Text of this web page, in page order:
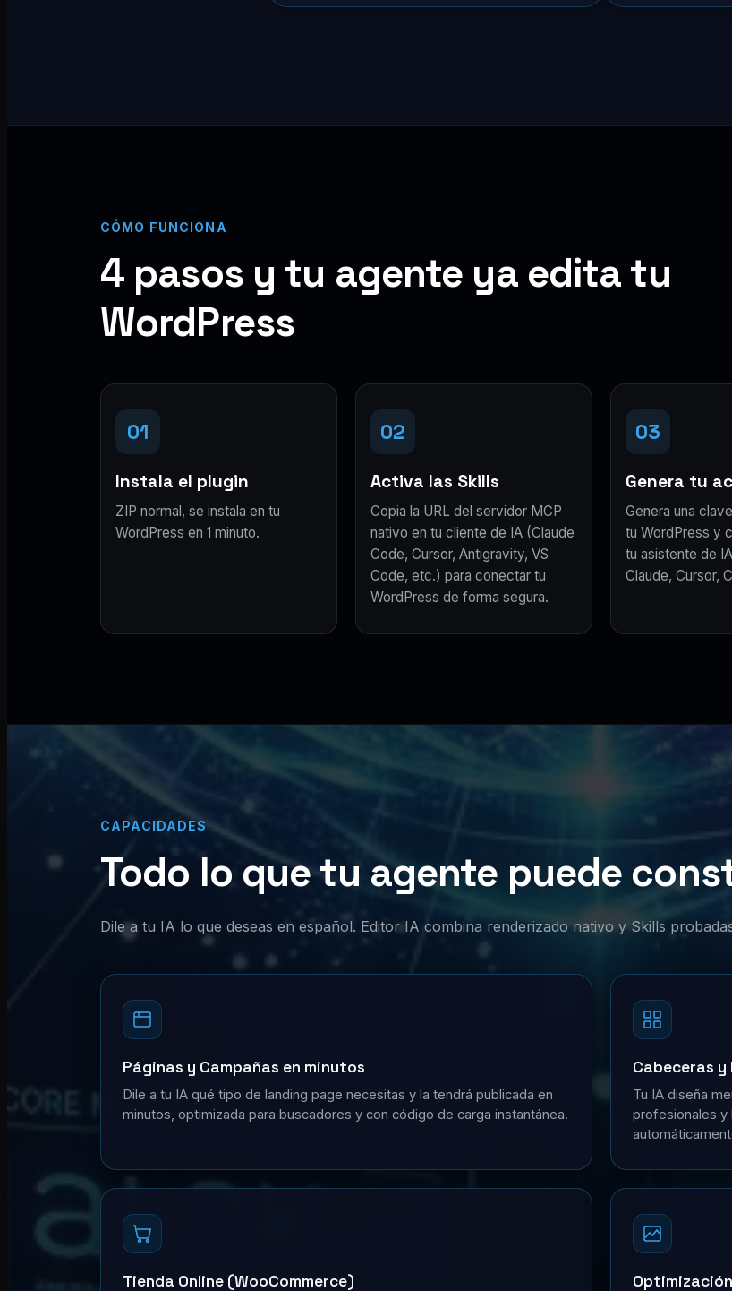
CÓMO FUNCIONA
4 pasos y tu agente ya edita tu
WordPress
01
Instala el plugin
ZIP normal, se instala en tu
WordPress en 1 minuto.
02
Activa las Skills
Copia la URL del servidor MCP
nativo en tu cliente de IA (Claude
Code, Cursor, Antigravity, VS
Code, etc.) para conectar tu
WordPress de forma segura.
03
Genera tu
Genera una
tu WordPress y
tu asistente de
Claude, Cursor,
CAPACIDADES
Todo lo que tu agente puede
Dile a tu IA lo que deseas en español. Editor IA combina renderizado nativo y Skills
Páginas y Campañas en minutos
Dile a tu IA qué tipo de landing page necesitas y la tendrá publicada en
minutos, optimizada para buscadores y con código de carga instantánea.
Cabeceras y
Tu IA diseña
profesionales y
Tienda Online (WooCommerce)